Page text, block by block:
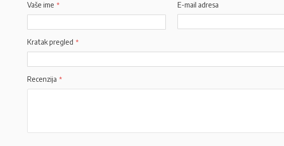
Vaše ime E-mail adresa
Kratak pregled
Recenzija